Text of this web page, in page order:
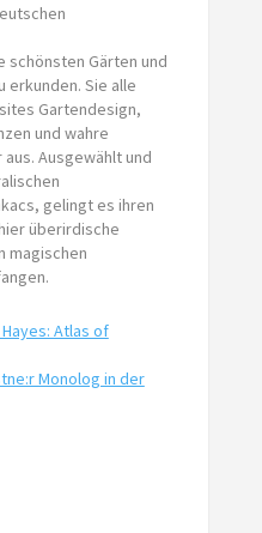
schönsten Gärten und
erkunden. Sie alle
Gartendesign,
und wahre
Ausgewählt und
gelingt es ihren
überirdische
magischen
Atlas of
Monolog in der